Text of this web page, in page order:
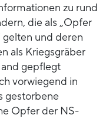
zu rund
die als „Opfer
gelten und deren
als Kriegsgräber
gepflegt
vorwiegend in
gestorbene
Opfer der NS-